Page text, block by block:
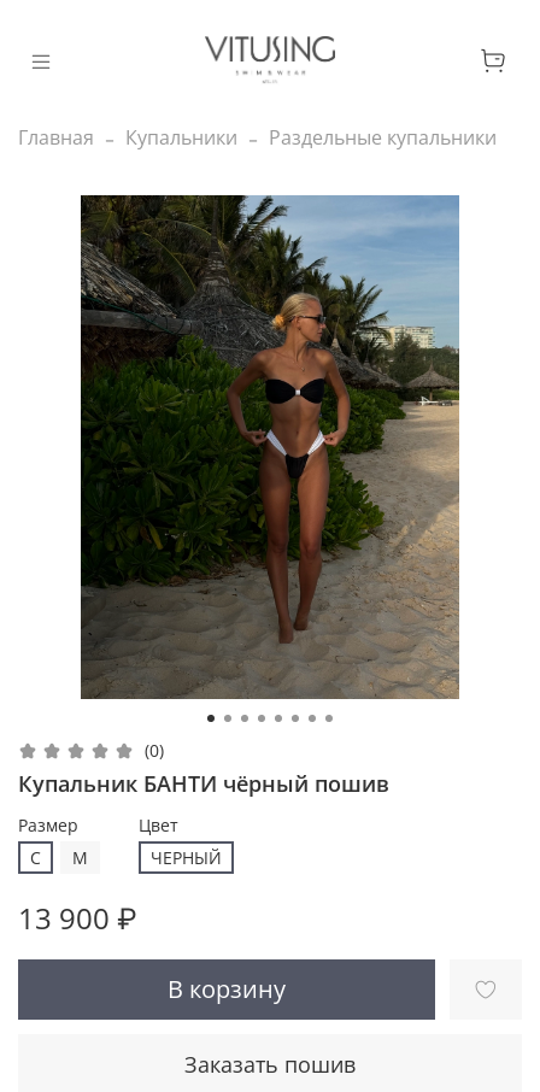
Главная Купальники Раздельные купальники
(0)
Купальник БАНТИ чёрный пошив
Размер
С
M
Цвет
ЧЕРНЫЙ
13 900 ₽
В корзину
Заказать пошив